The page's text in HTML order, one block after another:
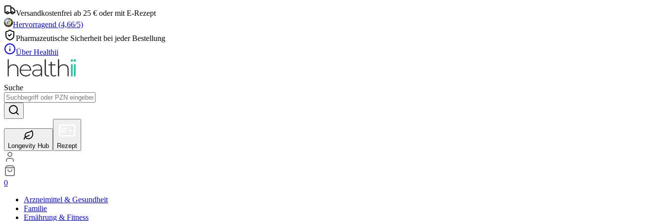
Versandkostenfrei ab 25 € oder mit E-Rezept
Hervorragend (4,66/5)
Pharmazeutische Sicherheit bei jeder Bestellung
Über Healthii
Suche
Longevity Hub Rezept
0
Arzneimittel & Gesundheit
Familie
Ernährung & Fitness